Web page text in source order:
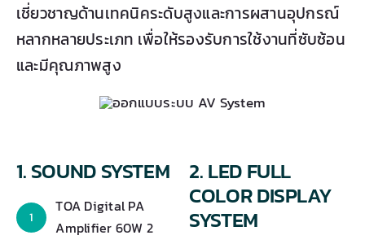
เชี่ยวชาญด้านเทคนิคระดับสูงและการผสานอุปกรณ์
หลากหลายประเภท เพื่อให้รองรับการใช้งานที่ซับซ้อน
และมีคุณภาพสูง
1. SOUND SYSTEM
1
TOA Digital PA
Amplifier 60W 2
2. LED FULL
COLOR DISPLAY
SYSTEM